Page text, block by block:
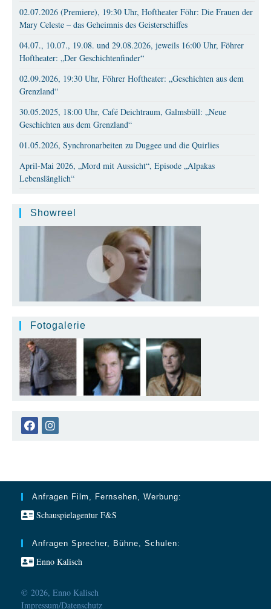
02.07.2026 (Premiere), 19:30 Uhr, Hoftheater Föhr: Die Frauen der
Mary Celeste – das Geheimnis des Geisterschiffes
04.07., 10.07., 19.08. und 29.08.2026, jeweils 16:00 Uhr, Föhrer
Hoftheater: „Der Geschichtenfinder“
02.09.2026, 19:30 Uhr, Föhrer Hoftheater: „Geschichten aus dem
Grenzland“
30.05.2025, 18:00 Uhr, Café Deichtraum, Galmsbüll: „Neue
Geschichten aus dem Grenzland“
01.05.2026, Synchronarbeiten zu Duggee und die Quirlies
April-Mai 2026, „Mord mit Aussicht“, Episode „Alpakas
Lebenslänglich“
Showreel
Fotogalerie
tab
tab
Anfragen Film, Fernsehen, Werbung:
Schauspielagentur F&S
Anfragen Sprecher, Bühne, Schulen:
Enno Kalisch
© 2026, Enno Kalisch
Impressum/Datenschutz